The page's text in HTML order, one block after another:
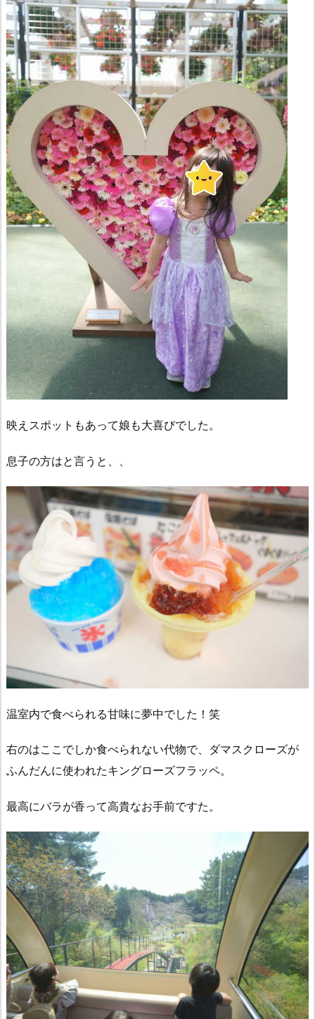
映えスポットもあって娘も大喜びでした。
息子の方はと言うと、、
温室内で食べられる甘味に夢中でした！笑
右のはここでしか食べられない代物で、ダマスクローズが
ふんだんに使われたキングローズフラッペ。
最高にバラが香って高貴なお手前ですた。